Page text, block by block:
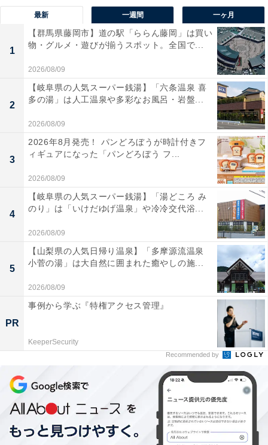
また、対応については、「株式会社人形町今半 精肉惣菜
部（TEL：0120-0298-44）」への問い合わせをおすすめ
します。事故を未然に防ぐために、日頃から消費者庁公
式Webサイトのチェックをしておきたいですね。
こちらもおすすめ
【リコール開始】トヨタ・レクサス6種の4万台
超の車が修理対象に！ 事故につながる恐れあり
最新 一週間 一ヶ月
1
【群馬県藤岡市】道の駅「ららん藤岡」は買い
物・グルメ・遊びが揃うスポット。全国で...
2026/08/09
2
【岐阜県の人気スーパー銭湯】「六条温泉 喜
多の湯」は人工温泉や多彩なお風呂・岩盤...
2026/08/09
3
2026年8月発売！ パンどろぼうが時計付きフ
ィギュアになった「パンどろぼう フ...
2026/08/09
4
【岐阜県の人気スーパー銭湯】「湯どころ み
のり」は「いけだゆげ温泉」や冷冷交代浴...
2026/08/09
5
【山梨県の人気日帰り温泉】「多摩源流温泉
小菅の湯」は大自然に囲まれた癒やしの施...
2026/08/09
PR
事例から学ぶ『特権アクセス管理』
KeeperSecurity
Recommended by